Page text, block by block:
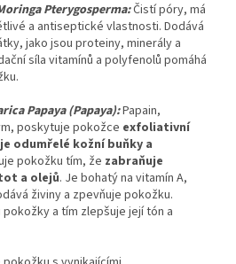
Pterygosperma:Čistí póry, má
a antiseptické vlastnosti. Dodává
jako jsou proteiny, minerály a
síla vitamínů a polyfenolů pomáhá
Papaya (Papaya):Papain,
poskytuje pokožce exfoliativní
odumřelé kožní buňky a
pokožku tím, že zabraňuje
a olejů. Je bohatý na vitamín A,
živiny a zpevňuje pokožku.
pokožky a tím zlepšuje její tón a